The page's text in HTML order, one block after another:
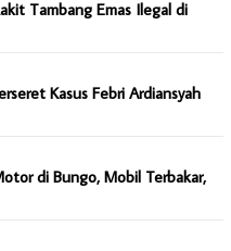
Tambang Emas Ilegal di
Kasus Febri Ardiansyah
di Bungo, Mobil Terbakar,